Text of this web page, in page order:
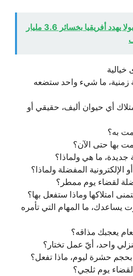
تحذير أممي: الإيبولا يهدد أفريقيا بخسائر 3.6 مليار
خيالية
زمنية، ما شيء واحد ستضعه
امتلاك أي حيوان أليف، حقيقي أو
يساعدك، ما المهام التي تأمره